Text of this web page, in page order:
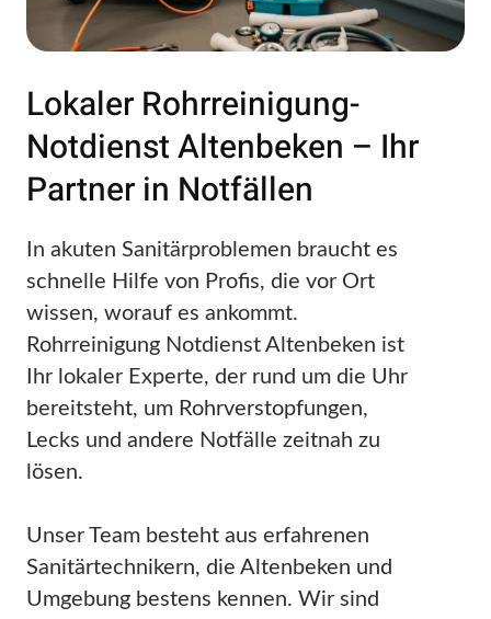
Lokaler Rohrreinigung-
Notdienst Altenbeken – Ihr
Partner in Notfällen
In akuten Sanitärproblemen braucht es
schnelle Hilfe von Profis, die vor Ort
wissen, worauf es ankommt.
Rohrreinigung Notdienst Altenbeken ist
Ihr lokaler Experte, der rund um die Uhr
bereitsteht, um Rohrverstopfungen,
Lecks und andere Notfälle zeitnah zu
lösen.
Unser Team besteht aus erfahrenen
Sanitärtechnikern, die Altenbeken und
Umgebung bestens kennen. Wir sind